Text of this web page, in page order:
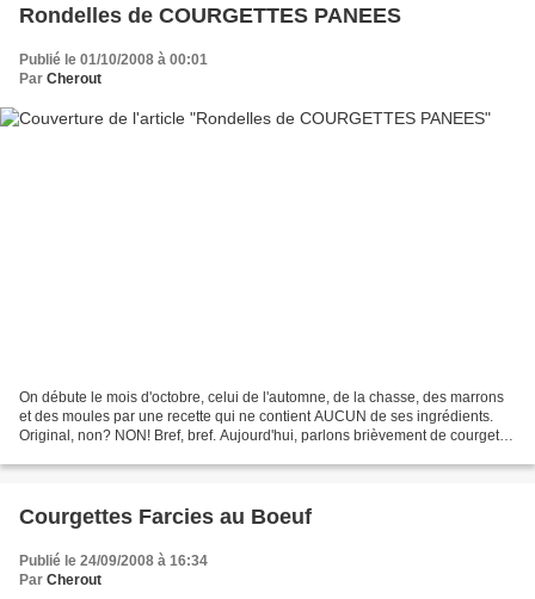
Rondelles de COURGETTES PANEES
Publié le 01/10/2008 à 00:01
Par Cherout
On débute le mois d'octobre, celui de l'automne, de la chasse, des marrons
et des moules par une recette qui ne contient AUCUN de ses ingrédients.
Original, non? NON! Bref, bref. Aujourd'hui, parlons brièvement de courgette.
Courgettes Farcies au Boeuf
Publié le 24/09/2008 à 16:34
Par Cherout